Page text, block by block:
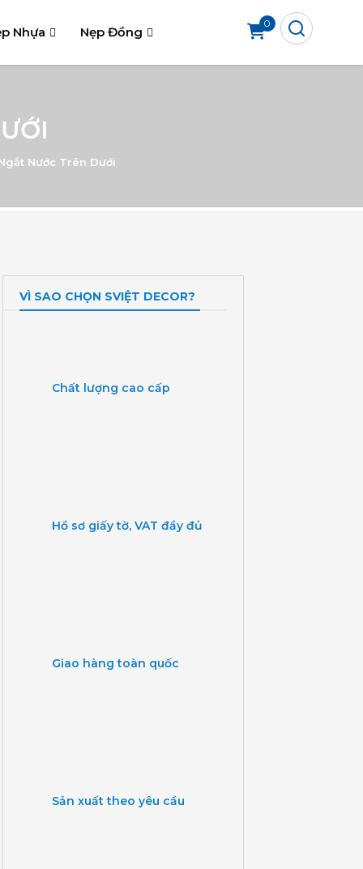
Nhựa Nẹp Đồng
0
Nước Trên Dưới
VÌ SAO CHỌN SVIỆT DECOR?
Chất lượng cao cấp
Hồ sơ giấy tờ, VAT đầy đủ
Giao hàng toàn quốc
Sản xuất theo yêu cầu